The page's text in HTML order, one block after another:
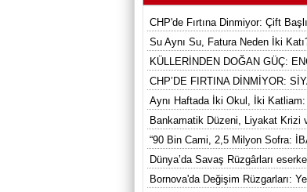
CHP'de Fırtına Dinmiyor: Çift
Su Aynı Su, Fatura Neden İki
KÜLLERİNDEN DOĞAN GÜÇ:
CHP’DE FIRTINA DİNMİYOR:
Aynı Haftada İki Okul, İki Katliam:
Bankamatik Düzeni, Liyakat Krizi
“90 Bin Cami, 2,5 Milyon Sofra:
Dünya’da Savaş Rüzgârları
Bornova'da Değişim Rüzgarları: